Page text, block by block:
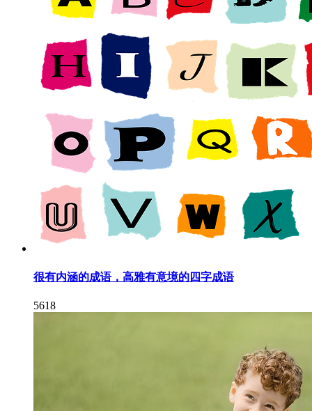
很有内涵的成语，高雅有意境的四字成语
5618